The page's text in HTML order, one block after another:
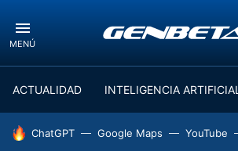
MENÚ
ACTUALIDAD INTELIGENCIA ARTIFICIAL
HOY SE HABLA DE
ChatGPT Google Maps YouTube